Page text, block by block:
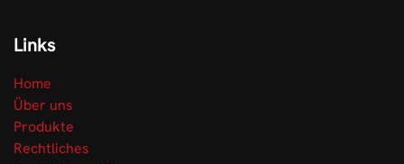
Links
Home
Über uns
Produkte
Rechtliches